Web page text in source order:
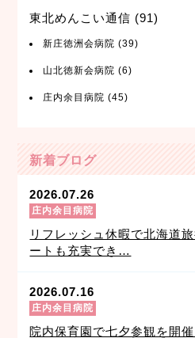
東北めんこい通信 (91)
新庄徳洲会病院 (39)
山北徳新会病院 (6)
庄内余目病院 (45)
新着ブログ
2026.07.26
庄内余目病院
リフレッシュ休暇で北海道
ートも充実でき…
2026.07.16
庄内余目病院
院内保育園で七夕参観を開